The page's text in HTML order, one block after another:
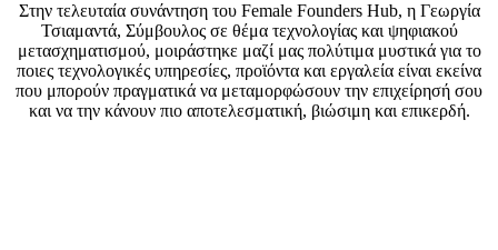
Στην τελευταία συνάντηση του Female Founders Hub, η Γεωργία
Τσιαμαντά, Σύμβουλος σε θέμα τεχνολογίας και ψηφιακού
μετασχηματισμού, μοιράστηκε μαζί μας πολύτιμα μυστικά για το
ποιες τεχνολογικές υπηρεσίες, προϊόντα και εργαλεία είναι εκείνα
που μπορούν πραγματικά να μεταμορφώσουν την επιχείρησή σου
και να την κάνουν πιο αποτελεσματική, βιώσιμη και επικερδή.